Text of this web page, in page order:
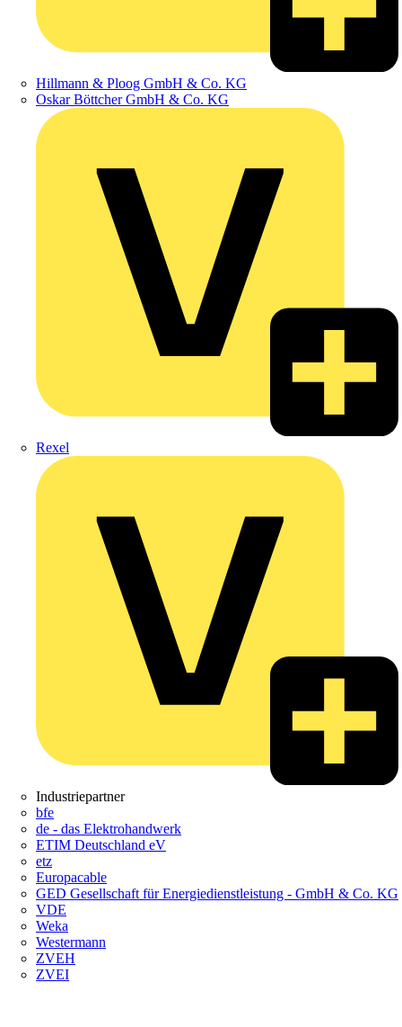
Hillmann & Ploog GmbH & Co. KG
Oskar Böttcher GmbH & Co. KG
Rexel
Industriepartner
bfe
de - das Elektrohandwerk
ETIM Deutschland eV
etz
Europacable
GED Gesellschaft für Energiedienstleistung - GmbH & Co. KG
VDE
Weka
Westermann
ZVEH
ZVEI